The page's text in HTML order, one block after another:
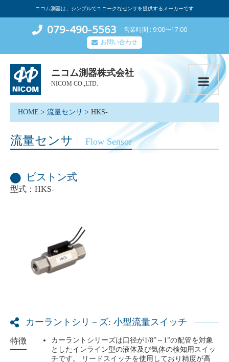
ニコム測器は、シンプルでユニークなセンサを提供するメーカーです
079-490-5563 営業時間 9:00〜17:00
お問い合わせ
ニコム測器株式会社
NICOM CO.,LTD.
HOME > 流量センサ > HKS-
流量センサ Flow Sensor
ピストン式
型式：HKS-
カーラントシリ－ズ: 小型流量スイッチ
特徴
カーラントシリーズは口径が1/8”～1”の配管を対象
としたインライン型の液体及び気体の検知用スイッ
チです。 リードスイッチを使用しており精度が高